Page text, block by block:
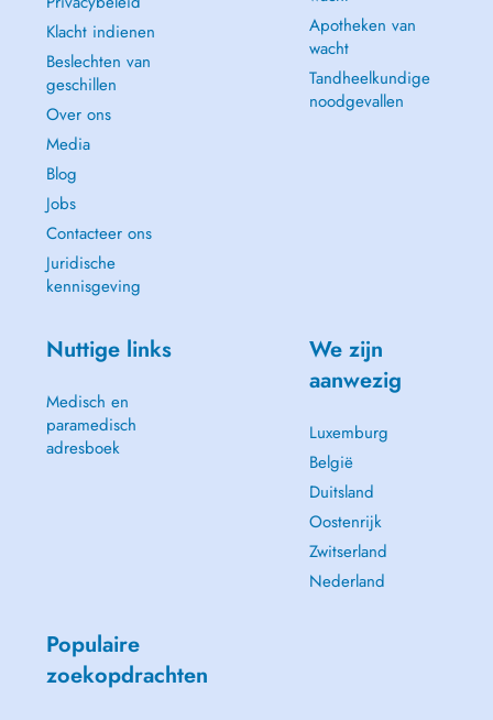
Klacht indienen
Beslechten van
geschillen
Over ons
Media
Blog
Jobs
Contacteer ons
Juridische
kennisgeving
Apotheken van
wacht
Tandheelkundige
noodgevallen
Nuttige links
Medisch en
paramedisch
adresboek
We zijn
aanwezig
Luxemburg
België
Duitsland
Oostenrijk
Zwitserland
Nederland
Populaire
zoekopdrachten